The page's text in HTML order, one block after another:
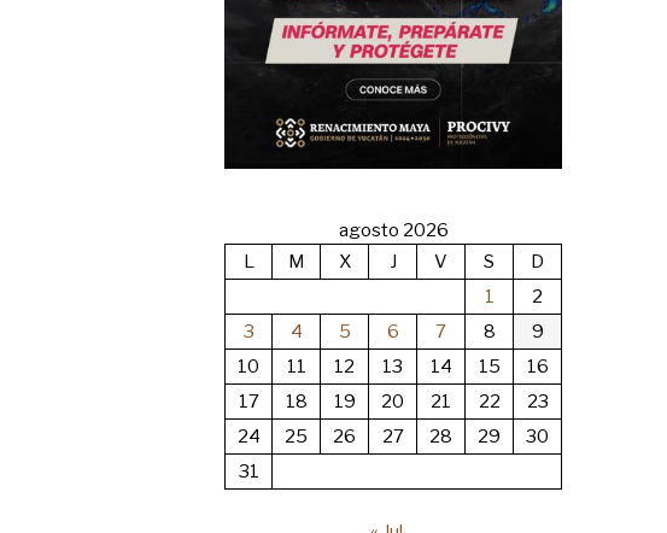
agosto 2026
L
M X J V S
D
1
2
3
4 5 6 7 8
9
10
11 12 13 14 15
16
17
18 19 20 21 22
23
24
25 26 27 28 29
30
31